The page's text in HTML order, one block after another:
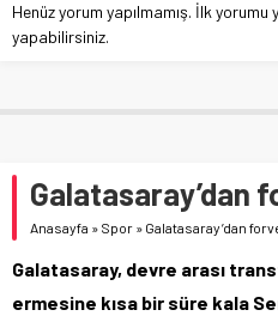
Henüz yorum yapılmamış. İlk yorumu
yapabilirsiniz.
Galatasaray’dan
Anasayfa » Spor » Galatasaray’dan
Galatasaray, devre arası
ermesine kısa bir süre kala